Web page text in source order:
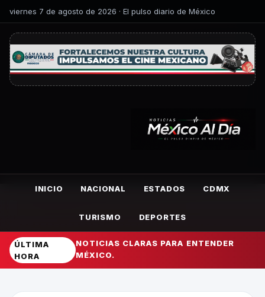
viernes 7 de agosto de 2026 · El pulso diario de México
INICIO NACIONAL ESTADOS CDMX
TURISMO DEPORTES
ÚLTIMA
HORA
NOTICIAS CLARAS PARA ENTENDER
MÉXICO.